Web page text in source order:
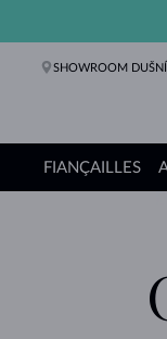
SHOWROOM
FIANÇAILLES